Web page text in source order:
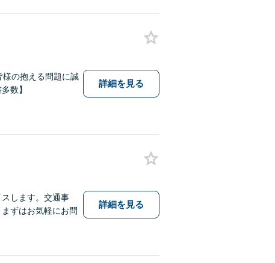
様の抱える問題に誠
数】
詳細を見る
します。交通事
ずはお気軽にお問
詳細を見る